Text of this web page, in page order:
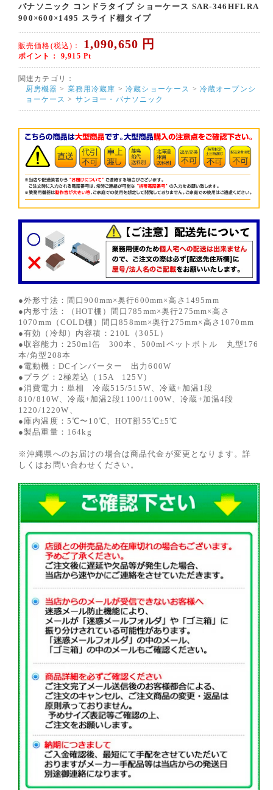
パナソニック コンドラタイプ ショーケース SAR-346HFLRA
900×600×1495 スライド棚タイプ
販売価格(税込)： 1,090,650 円
ポイント： 9,915 Pt
関連カテゴリ：
厨房機器 > 業務用冷蔵庫 >冷蔵ショーケース > 冷蔵オープンシ
ョーケース > サンヨー・パナソニック
●外形寸法：間口900mm×奥行600mm×高さ1495mm
●内形寸法：（HOT棚）間口785mm×奥行275mm×高さ
1070mm（COLD棚）間口858mm×奥行275mm×高さ1070mm
●有効（冷却）内容積：210L（305L）
●収容能力：250ml缶 300本、500mlペットボトル 丸型176
本/角型208本
●電動機：DCインバーター 出力600W
●プラグ：2極差込（15A 125V）
●消費電力：単相 冷蔵515/515W、冷蔵+加温1段
810/810W、冷蔵+加温2段1100/1100W、冷蔵+加温4段
1220/1220W、
●庫内温度：5℃〜10℃、HOT部55℃±5℃
●製品重量：164kg
※沖縄県へのお届けの場合は商品代金が変更となります。詳
しくはお問い合わせください。